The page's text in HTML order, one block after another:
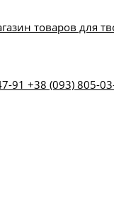
товаров для
91 +38 (093) 805-